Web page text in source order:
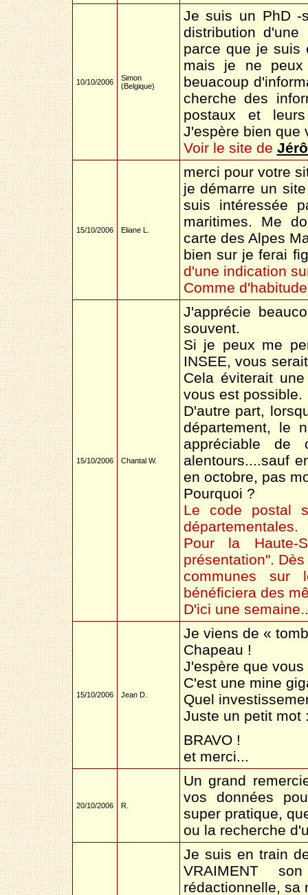
10/10/2006
Simon
(Belgique)
Je suis un PhD
distribution
parce que je suis
mais je ne
beuacoup
cherche des
postaux et
J'espère bien que
Voir le site de
15/10/2006 Eliane L.
merci pour votre
je démarre un
suis intéressée
maritimes. Me
carte des Alpes
bien sur je ferai
d'une indication
Comme
15/10/2006 Chantal W.
J'apprécie
souvent.
Si je peux me
INSEE, vous
Cela éviterait
vous est possible.
D'autre part,
département, le
appréciable de
alentours....sauf
en octobre, pas
Pourquoi ?
Le code postal
départementales.
Pour la Haute-
présentation".
communes sur
bénéficiera des
D'ici une
15/10/2006 Jean D.
Je viens de «
Chapeau !
J'espère que
C'est une mine
Quel
Juste un petit mot
BRAVO !
et merci...
20/10/2006 R.
Un grand
vos données
super pratique,
ou la recherche
Je suis en train
VRAIMENT
rédactionnelle, sa